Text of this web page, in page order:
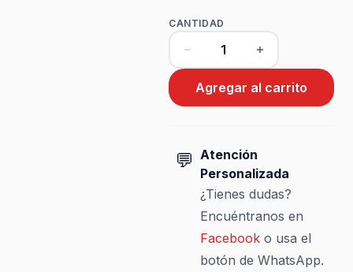
CANTIDAD
Agregar al carrito
💬 Atención
Personalizada
¿Tienes dudas?
Encuéntranos en
Facebooko usa el
botón de WhatsApp.